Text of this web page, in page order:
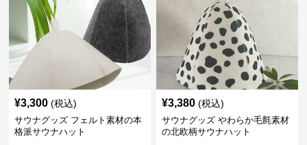
¥3,300 (税込)
サウナグッズ フェルト素材の本
格派サウナハット
¥3,380 (税込)
サウナグッズ やわらか毛氈素材
の北欧柄サウナハット